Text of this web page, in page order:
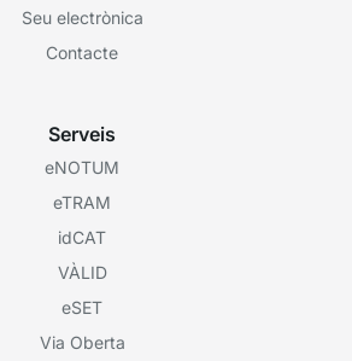
Seu electrònica
Contacte
Serveis
eNOTUM
eTRAM
idCAT
VÀLID
eSET
Via Oberta